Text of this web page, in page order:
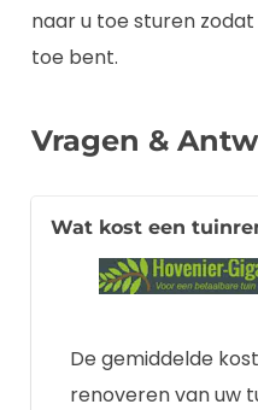
naar u toe sturen
toe bent.
Vragen &
Wat kost een
De gemiddelde
renoveren van uw